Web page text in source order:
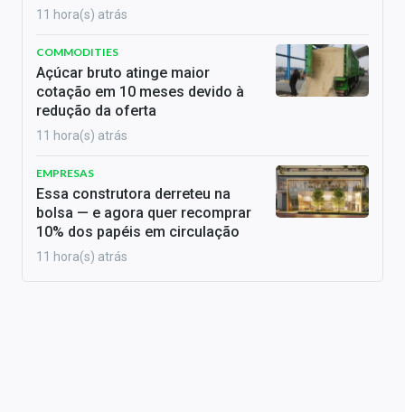
11 hora(s) atrás
COMMODITIES
Açúcar bruto atinge maior
cotação em 10 meses devido à
redução da oferta
11 hora(s) atrás
EMPRESAS
Essa construtora derreteu na
bolsa — e agora quer recomprar
10% dos papéis em circulação
11 hora(s) atrás